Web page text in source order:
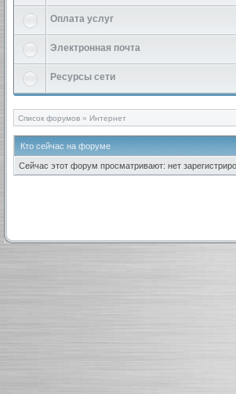
Оплата услуг
Электронная почта
Ресурсы сети
Список форумов » Интернет
Кто сейчас на форуме
Сейчас этот форум просматривают: нет